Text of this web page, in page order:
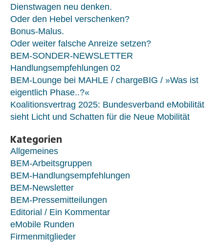
Dienstwagen neu denken.
Oder den Hebel verschenken?
Bonus-Malus.
Oder weiter falsche Anreize setzen?
BEM-SONDER-NEWSLETTER
Handlungsempfehlungen 02
BEM-Lounge bei MAHLE / chargeBIG / »Was ist
eigentlich Phase..?«
Koalitionsvertrag 2025: Bundesverband eMobilität
sieht Licht und Schatten für die Neue Mobilität
Kategorien
Allgemeines
BEM-Arbeitsgruppen
BEM-Handlungsempfehlungen
BEM-Newsletter
BEM-Pressemitteilungen
Editorial / Ein Kommentar
eMobile Runden
Firmenmitglieder